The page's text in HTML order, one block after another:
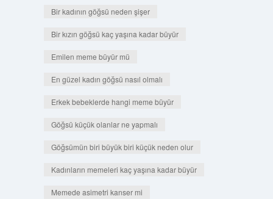
Bir kadının göğsü neden şişer
Bir kızın göğsü kaç yaşına kadar büyür
Emilen meme büyür mü
En güzel kadın göğsü nasıl olmalı
Erkek bebeklerde hangi meme büyür
Göğsü küçük olanlar ne yapmalı
Göğsümün biri büyük biri küçük neden olur
Kadınların memeleri kaç yaşına kadar büyür
Memede asimetri kanser mi